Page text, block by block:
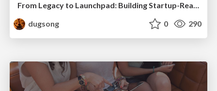
From Legacy to Launchpad: Building Startup-Ready Communities
dugsong
0 290